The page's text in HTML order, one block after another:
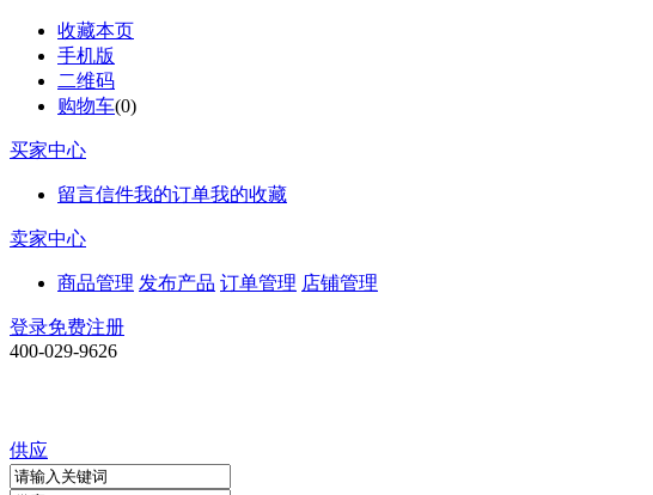
收藏本页
手机版
二维码
购物车(0)
买家中心
留言信件我的订单我的收藏
卖家中心
商品管理 发布产品 订单管理 店铺管理
登录免费注册
400-029-9626
供应